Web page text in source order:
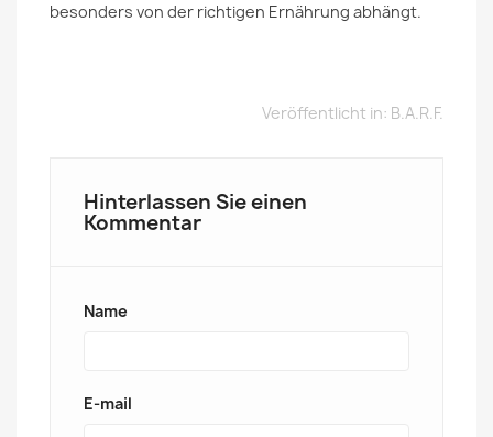
besonders von der richtigen Ernährung abhängt.
Veröffentlicht in: B.A.R.F.
Hinterlassen Sie einen
Kommentar
Name
E-mail